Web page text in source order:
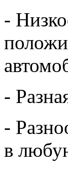
-
-
-
в